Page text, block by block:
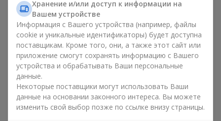
изящные сочетания с классическими розами;
яркие букеты с побегами нежной зелени.
Единственный нюанс: подсолнухи — сезонные цветы,
доступные для продажи только в период цветения.
Классический букет с
Классический букет с подсолнухами подчёркивает
природную форму и цветовую гамму яркого цветка.
Хранение и/или доступ к информации на
Вашем устройстве
Информация с Вашего устройства (например, файлы
cookie и уникальные идентификаторы) будет доступна
поставщикам. Кроме того, они, а также этот сайт или
приложение смогут сохранять информацию с Вашего
устройства и обрабатывать Ваши персональные
данные.
Некоторые поставщики могут использовать Ваши
данные на основании законного интереса. Вы можете
изменить свой выбор позже по ссылке внизу страницы.